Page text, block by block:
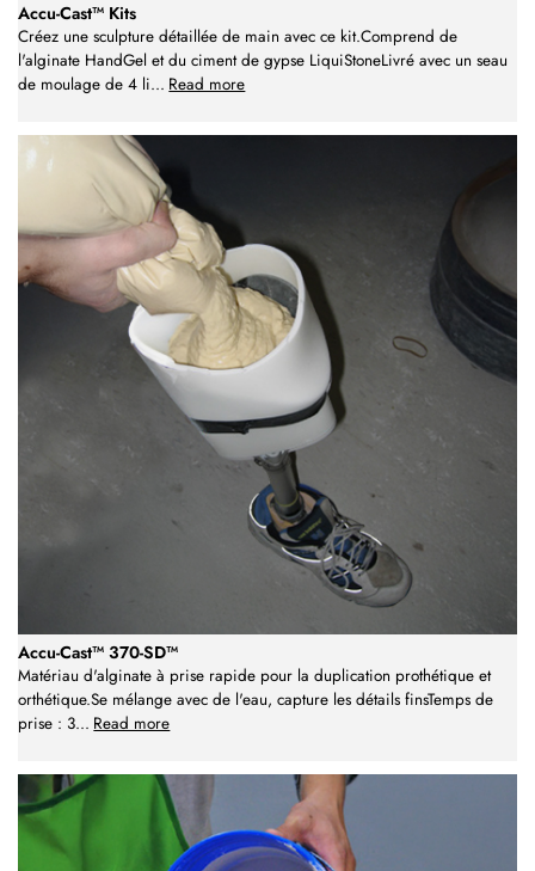
Accu-Cast™ Kits
Créez une sculpture détaillée de main avec ce kit.Comprend de
l'alginate HandGel et du ciment de gypse LiquiStoneLivré avec un seau
de moulage de 4 li... Read more
Accu-Cast™ 370-SD™
Matériau d'alginate à prise rapide pour la duplication prothétique et
orthétique.Se mélange avec de l'eau, capture les détails finsTemps de
prise : 3... Read more